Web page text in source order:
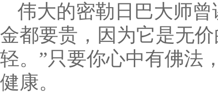
伟大的密勒日巴大师
金都要贵，因为它是无
轻。”只要你心中有佛法
健康。